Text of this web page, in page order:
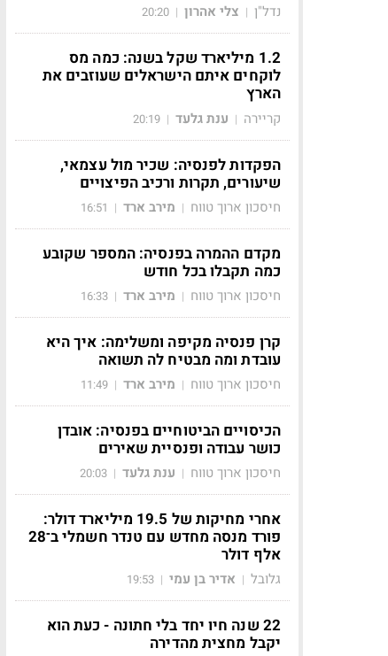
נדל"ן | צלי אהרון |
20:20
1.2 מיליארד שקל בשנה: כמה מס
לוקחים איתם הישראלים שעוזבים את
הארץ
קריירה | ענת גלעד |
20:19
הפקדות לפנסיה: שכיר מול עצמאי,
שיעורים, תקרות ורכיב הפיצויים
חיסכון ארוך טווח | מירב ארד |
16:51
מקדם ההמרה בפנסיה: המספר שקובע
כמה תקבלו בכל חודש
חיסכון ארוך טווח | מירב ארד |
16:33
קרן פנסיה מקיפה ומשלימה: איך היא
עובדת ומה מבטיח לה תשואה
חיסכון ארוך טווח | מירב ארד |
11:49
הכיסויים הביטוחיים בפנסיה: אובדן
כושר עבודה ופנסיית שאירים
חיסכון ארוך טווח | ענת גלעד |
20:03
אחרי מחיקות של 19.5 מיליארד דולר:
פורד מנסה מחדש עם טנדר חשמלי ב־28
אלף דולר
גלובל | אדיר בן עמי |
19:53
22 שנה חיו יחד בלי חתונה - כעת הוא
יקבל מחצית מהדירה